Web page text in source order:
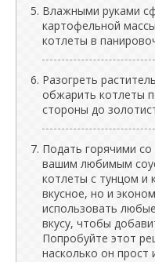
Влажными руками
картофельной
котлеты в
Разогреть
обжарить котлеты
стороны до
Подать горячими
вашим любимым
котлеты с тунцом и
вкусное, но и
использовать
вкусу, чтобы
Попробуйте этот
насколько он прост